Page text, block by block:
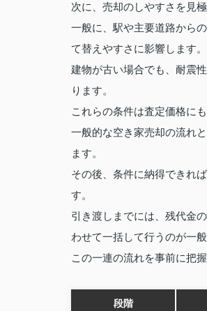
次に、売却のしやすさを見
一般に、駅や主要道路から
て替えやすさに影響します。
建物が古い場合でも、耐震
ります。
これらの条件は査定価格に
一般的な空き家売却の流れ
ます。
その後、条件に納得できれ
す。
引き渡しまでには、残代金
わせて一括して行うのが一般
この一連の流れを事前に把
段階